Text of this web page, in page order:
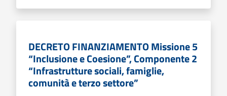
DECRETO FINANZIAMENTO Missione 5
“Inclusione e Coesione”, Componente 2
“Infrastrutture sociali, famiglie,
comunità e terzo settore”